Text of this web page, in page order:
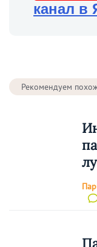
канал в
Рекомендуем